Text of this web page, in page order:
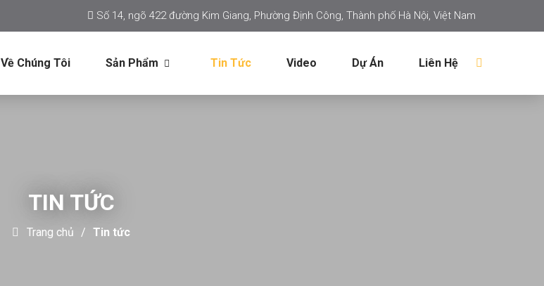
Số 14, ngõ 422 đường Kim Giang, Phường Định Công, Thành phố Hà Nội, Việt Nam
Về Chúng Tôi Sản Phẩm Tin Tức Video Dự Án Liên Hệ
TIN TỨC
Trang chủ Tin tức